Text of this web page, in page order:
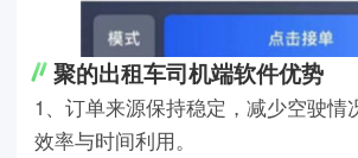
聚的出租车司机端软件优势
1、订单来源保持稳定，减少空驶情
效率与时间利用。